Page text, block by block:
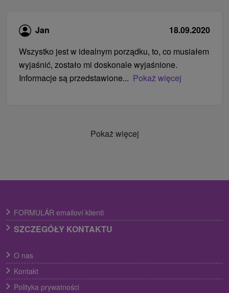
Jan
18.09.2020
Wszystko jest w idealnym porządku, to, co musiałem
wyjaśnić, zostało mi doskonale wyjaśnione.
Informacje są przedstawione... Pokaż więcej
Pokaż więcej
FORMULÁR emailoví klienti
SZCZEGÓŁY KONTAKTU
O nas
Kontakt
Polityka prywatności